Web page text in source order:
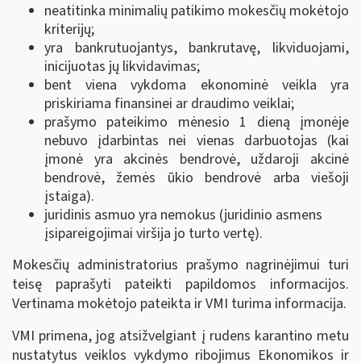
neatitinka minimalių patikimo mokesčių mokėtojo
kriterijų;
yra bankrutuojantys, bankrutavę, likviduojami,
inicijuotas jų likvidavimas;
bent viena vykdoma ekonominė veikla yra
priskiriama finansinei ar draudimo veiklai;
prašymo pateikimo mėnesio 1 dieną įmonėje
nebuvo įdarbintas nei vienas darbuotojas (kai
įmonė yra akcinės bendrovė, uždaroji akcinė
bendrovė, žemės ūkio bendrovė arba viešoji
įstaiga).
juridinis asmuo yra nemokus (juridinio asmens
įsipareigojimai viršija jo turto vertę).
Mokesčių administratorius prašymo nagrinėjimui turi
teisę paprašyti pateikti papildomos informacijos.
Vertinama mokėtojo pateikta ir VMI turima informacija.
VMI primena, jog atsižvelgiant į rudens karantino metu
nustatytus veiklos vykdymo ribojimus Ekonomikos ir